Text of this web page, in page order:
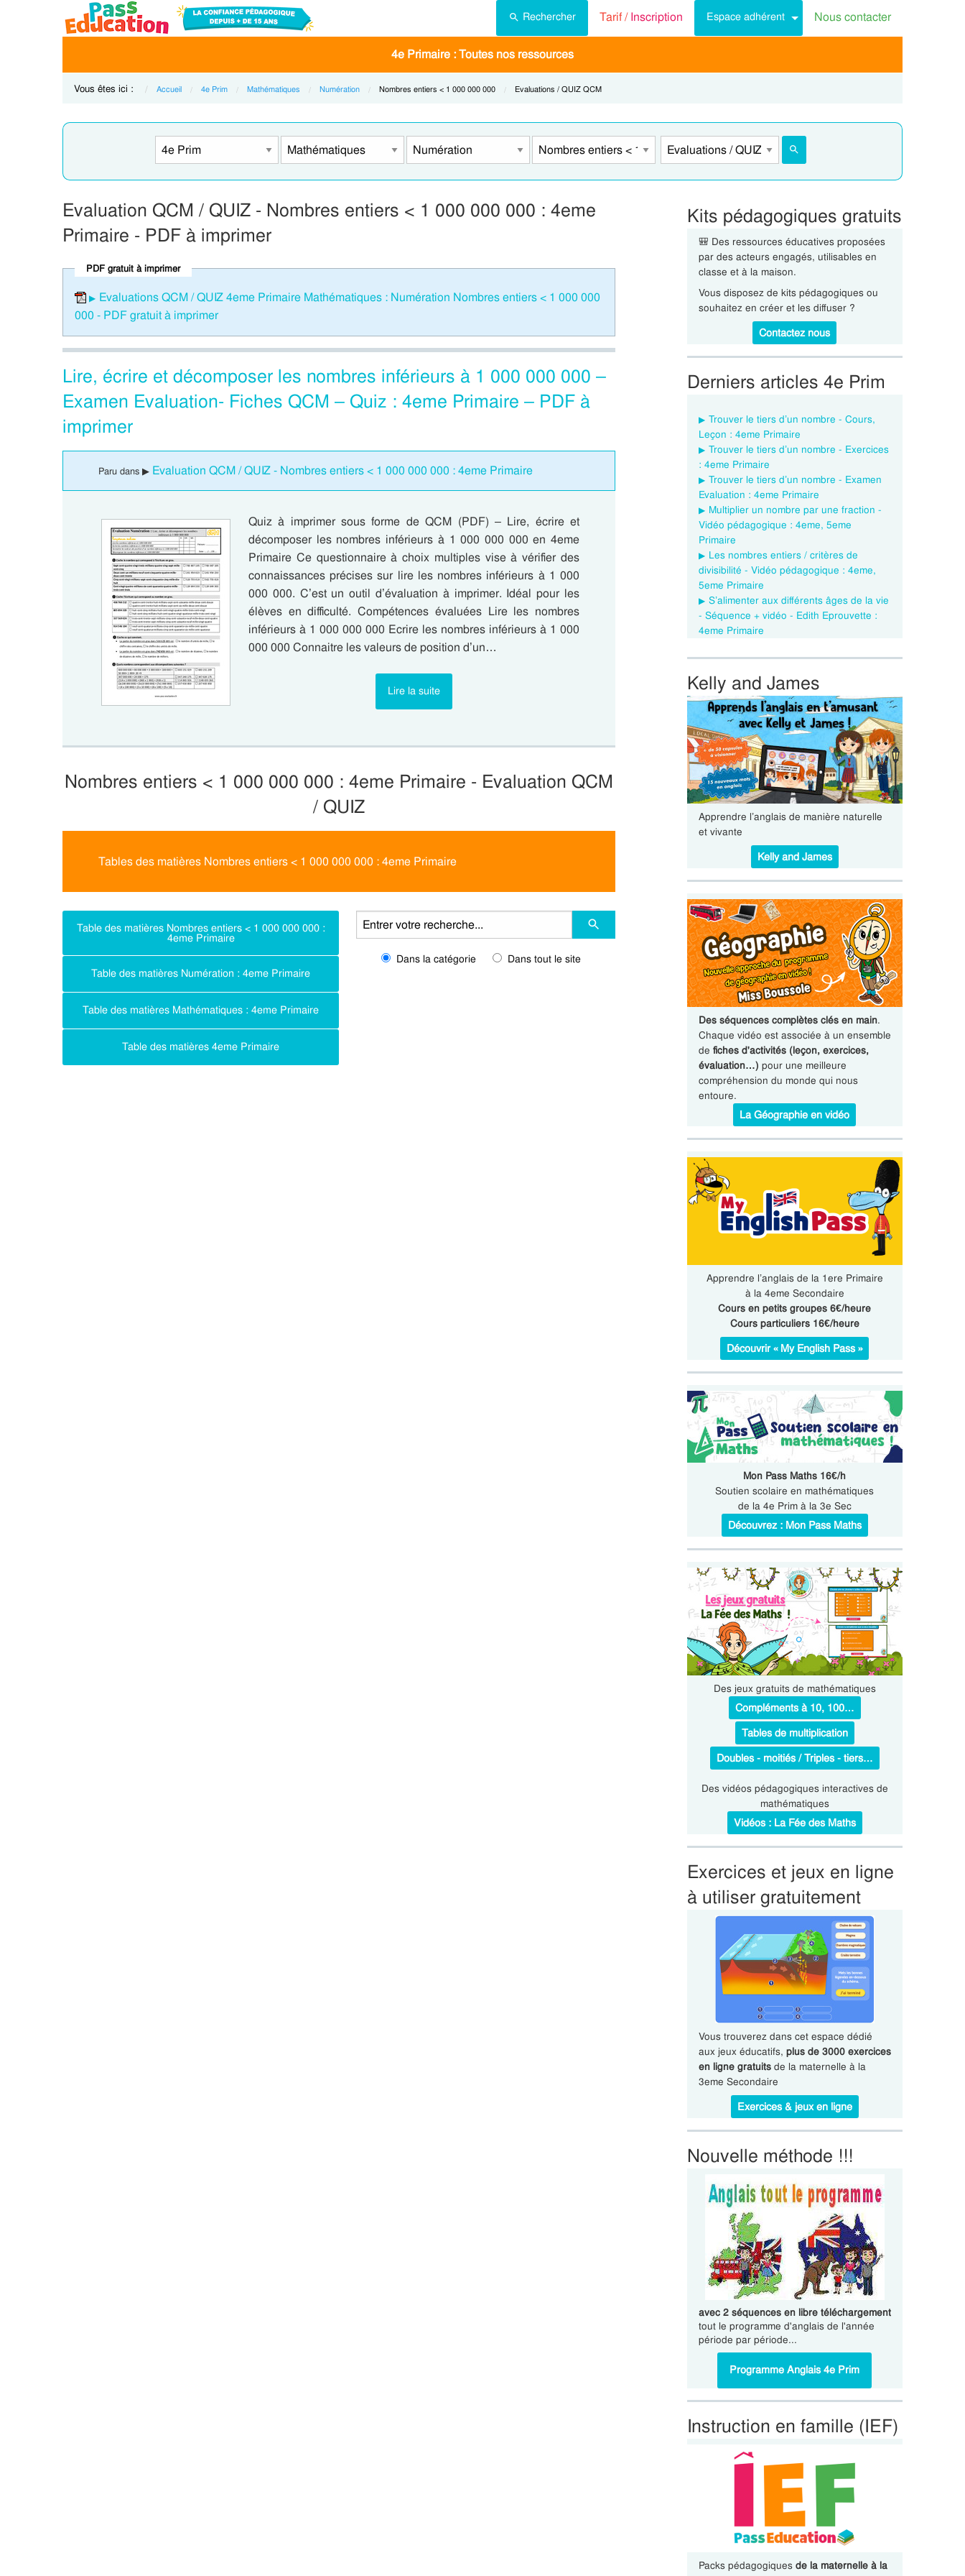
Rechercher Tarif /Inscription Espace adhérent Nous contacter
4e Primaire : Toutes nos ressources
Vous êtes ici : Accueil 4e Prim Mathématiques Numération Current:
Nombres entiers < 1 000 000 000 Current:
Evaluations / QUIZ QCM
Evaluation QCM / QUIZ - Nombres entiers < 1 000 000 000 : 4eme
Primaire - PDF à imprimer
PDF gratuit à imprimer
Evaluations QCM / QUIZ 4eme Primaire Mathématiques : Numération Nombres entiers < 1 000 000
000 - PDF gratuit à imprimer
Lire, écrire et décomposer les nombres inférieurs à 1 000 000 000 –
Examen Evaluation- Fiches QCM – Quiz : 4eme Primaire – PDF à
imprimer
Paru dans ▶ Evaluation QCM / QUIZ - Nombres entiers < 1 000 000 000 : 4eme Primaire
Quiz à imprimer sous forme de QCM (PDF) – Lire, écrire et
décomposer les nombres inférieurs à 1 000 000 000 en 4eme
Primaire Ce questionnaire à choix multiples vise à vérifier des
connaissances précises sur lire les nombres inférieurs à 1 000
000 000. C’est un outil d’évaluation à imprimer. Idéal pour les
élèves en difficulté. Compétences évaluées Lire les nombres
inférieurs à 1 000 000 000 Ecrire les nombres inférieurs à 1 000
000 000 Connaitre les valeurs de position d’un…
Lire la suite
Nombres entiers < 1 000 000 000 : 4eme Primaire - Evaluation QCM
/ QUIZ
Tables des matières Nombres entiers < 1 000 000 000 : 4eme Primaire
Table des matières Nombres entiers < 1 000 000 000 :
4eme Primaire
Table des matières Numération : 4eme Primaire
Table des matières Mathématiques : 4eme Primaire
Table des matières 4eme Primaire
Dans la catégorie Dans tout le site
Kits pédagogiques gratuits
🎒 Des ressources éducatives proposées
par des acteurs engagés, utilisables en
classe et à la maison.
Vous disposez de kits pédagogiques ou
souhaitez en créer et les diffuser ?
Contactez nous
Derniers articles 4e Prim
Trouver le tiers d’un nombre - Cours,
Leçon : 4eme Primaire
Trouver le tiers d’un nombre - Exercices
: 4eme Primaire
Trouver le tiers d’un nombre - Examen
Evaluation : 4eme Primaire
Multiplier un nombre par une fraction -
Vidéo pédagogique : 4eme, 5eme
Primaire
Les nombres entiers / critères de
divisibilité - Vidéo pédagogique : 4eme,
5eme Primaire
S’alimenter aux différents âges de la vie
- Séquence + vidéo - Edith Eprouvette :
4eme Primaire
Kelly and James
Apprendre l’anglais de manière naturelle
et vivante
Kelly and James
Des séquences complètes clés en main.
Chaque vidéo est associée à un ensemble
de fiches d'activités (leçon, exercices,
évaluation…) pour une meilleure
compréhension du monde qui nous
entoure.
La Géographie en vidéo
Apprendre l’anglais de la 1ere Primaire
à la 4eme Secondaire
Cours en petits groupes 6€/heure
Cours particuliers 16€/heure
Découvrir « My English Pass »
Mon Pass Maths 16€/h
Soutien scolaire en mathématiques
de la 4e Prim à la 3e Sec
Découvrez : Mon Pass Maths
Des jeux gratuits de mathématiques
Compléments à 10, 100…
Tables de multiplication
Doubles - moitiés / Triples - tiers…
Des vidéos pédagogiques interactives de
mathématiques
Vidéos : La Fée des Maths
Exercices et jeux en ligne
à utiliser gratuitement
Vous trouverez dans cet espace dédié
aux jeux éducatifs, plus de 3000 exercices
en ligne gratuitsde la maternelle à la
3eme Secondaire
Exercices & jeux en ligne
Nouvelle méthode !!!
avec 2 séquences en libre téléchargement
tout le programme d'anglais de l'année
période par période...
Programme Anglais 4e Prim
Instruction en famille (IEF)
Packs pédagogiques de la maternelle à la